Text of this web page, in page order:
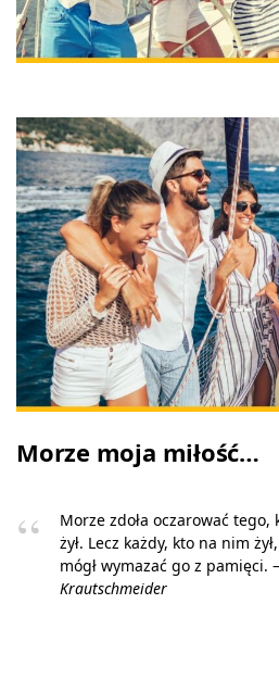
Morze moja miłość…
Morze zdoła oczarować
żył. Lecz każdy, kto na nim
mógł wymazać go z pamięci. –
Krautschmeider